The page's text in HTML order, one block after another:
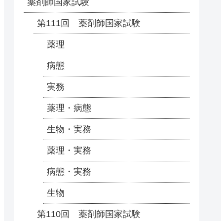
第111回 薬剤師国家試験
薬理
病態
実務
薬理・病態
生物・実務
薬理・実務
病態・実務
生物
第110回 薬剤師国家試験